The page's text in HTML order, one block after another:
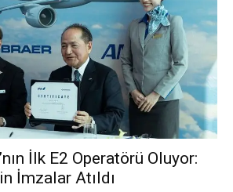
İlk E2 Operatörü Oluyor:
İmzalar Atıldı